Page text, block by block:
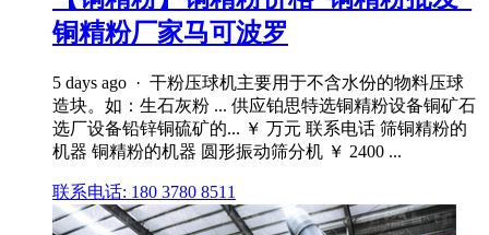
铜精粉厂家马可波罗
5 days ago · 干粉压球机主要用于不含水份的物料压球
造块。如：生石灰粉 ... 供应铂思特选铜精粉设备铜矿石
选厂设备铅锌铜硫矿的... ￥ 万元 联系电话 筛铜精粉的
机器 铜精粉的机器 圆形振动筛分机 ￥ 2400 ...
联系电话: 180 3780 8511